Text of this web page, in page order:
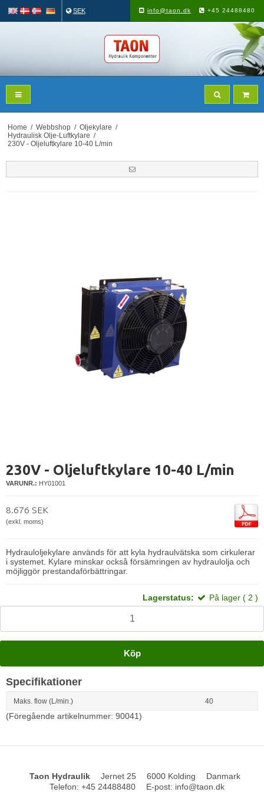
SEK info@taon.dk +45 24488480
Home / Webbshop / Oljekylare /
Hydraulisk Olje-Luftkylare /
230V - Oljeluftkylare 10-40 L/min
230V - Oljeluftkylare 10-40 L/min
VARUNR.: HY01001
8.676 SEK
(exkl. moms)
Hydrauloljekylare används för att kyla hydraulvätska som cirkulerar
i systemet. Kylare minskar också försämringen av hydraulolja och
möjliggör prestandaförbättringar.
Lagerstatus: På lager ( 2 )
Köp
Specifikationer
Maks. flow (L/min.) 40
(Föregående artikelnummer: 90041)
Taon Hydraulik Jernet 25 6000 Kolding
Danmark
Telefon: +45 24488480 E-post: info@taon.dk